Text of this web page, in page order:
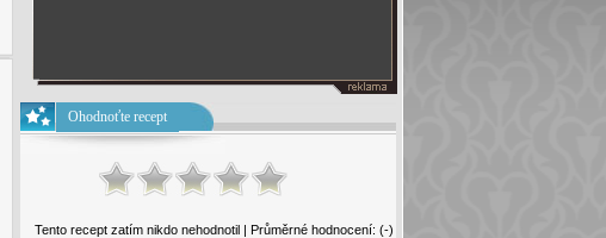
Ohodnoťte recept
Tento recept zatím nikdo nehodnotil | Průměrné hodnocení: (-)